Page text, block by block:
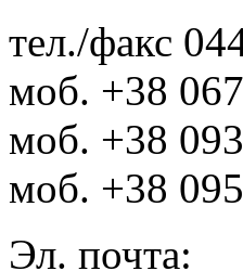
тел./факс
моб. +38
моб. +38
моб. +38
Эл. почта: